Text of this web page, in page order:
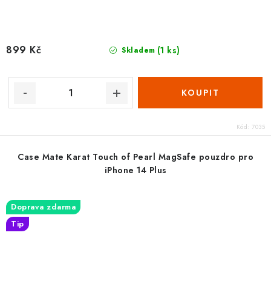
Skladem (1 ks)
899 Kč
Kód: 7035
Case Mate Karat Touch of Pearl MagSafe pouzdro pro
iPhone 14 Plus
Doprava zdarma
Tip